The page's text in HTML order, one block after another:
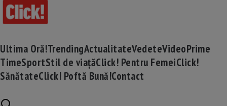
Ultima Oră!TrendingActualitateVedeteVideoPrime
TimeSportStil de viațăClick! Pentru FemeiClick!
SănătateClick! Poftă Bună!Contact